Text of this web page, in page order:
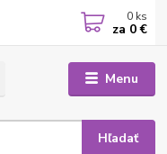
Menu
Hľadať
0 ks
za 0 €